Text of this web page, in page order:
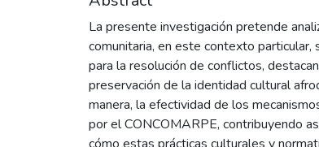
La presente investigación pretende
comunitaria, en este contexto
para la resolución de conflictos,
preservación de la identidad cultural
manera, la efectividad de los
por el CONCOMARPE, contribuyendo